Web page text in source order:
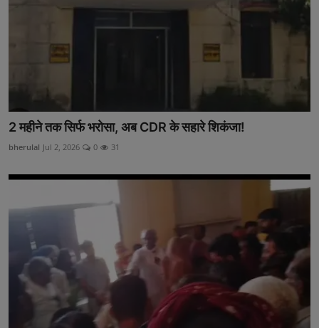
2 महीने तक सिर्फ भरोसा, अब CDR के सहारे शिकंजा!
bherulal Jul 2, 2026 0 31